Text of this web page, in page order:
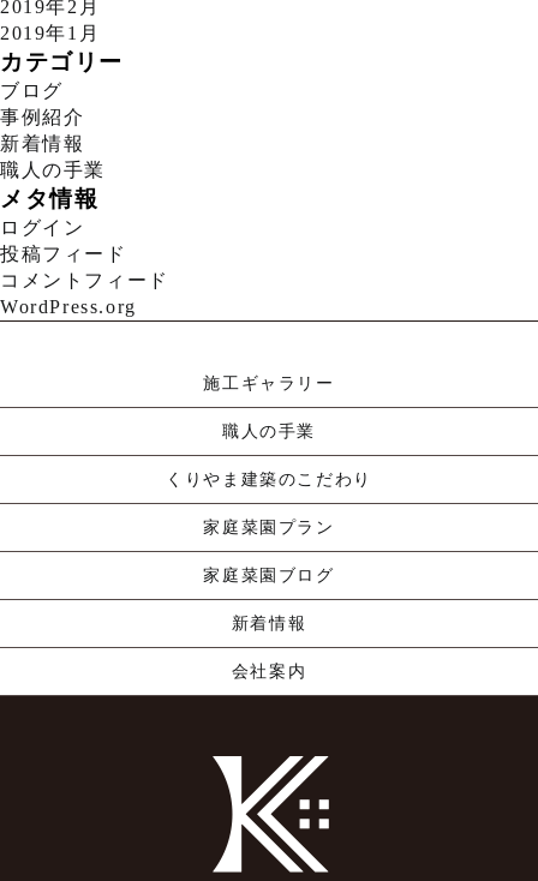
2019年2月
2019年1月
カテゴリー
ブログ
事例紹介
新着情報
職人の手業
メタ情報
ログイン
投稿フィード
コメントフィード
WordPress.org
施工ギャラリー
職人の手業
くりやま建築のこだわり
家庭菜園プラン
家庭菜園ブログ
新着情報
会社案内